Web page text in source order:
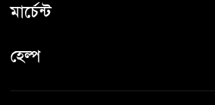
মার্চেন্ট
হেল্প